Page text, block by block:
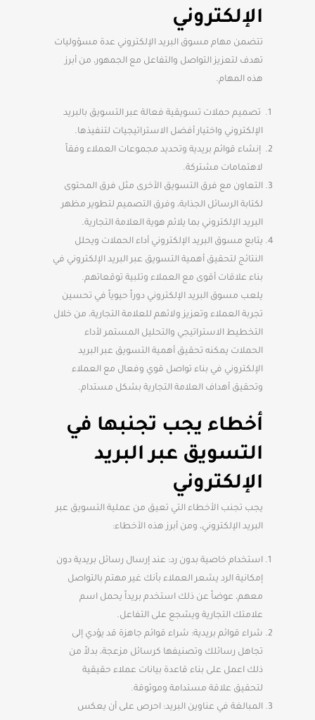
الإلكتروني
تتضمن مهام مسوق البريد الإلكتروني عدة مسؤوليات
تهدف لتعزيز التواصل والتفاعل مع الجمهور، من أبرز
هذه المهام.
تصميم حملات تسويقية فعالة عبر التسويق بالبريد
الإلكتروني واختيار أفضل الاستراتيجيات لتنفيذها.
إنشاء قوائم بريدية وتحديد مجموعات العملاء وفقاً
لاهتمامات مشتركة.
التعاون مع فرق التسويق الأخرى مثل فرق المحتوى
لكتابة الرسائل الجذابة، وفرق التصميم لتطوير مظهر
البريد الإلكتروني بما يلائم هوية العلامة التجارية.
يتابع مسوق البريد الإلكتروني أداء الحملات ويحلل
النتائج لتحقيق أهمية التسويق عبر البريد الإلكتروني في
بناء علاقات أقوى مع العملاء وتلبية توقعاتهم.
يلعب مسوق البريد الإلكتروني دوراً حيوياً في تحسين
تجربة العملاء وتعزيز ولائهم للعلامة التجارية، من خلال
التخطيط الاستراتيجي والتحليل المستمر لأداء
الحملات يمكنه تحقيق أهمية التسويق عبر البريد
الإلكتروني في بناء تواصل قوي وفعال مع العملاء
وتحقيق أهداف العلامة التجارية بشكل مستدام.
أخطاء يجب تجنبها في
التسويق عبر البريد
الإلكتروني
يجب تجنب الأخطاء التي تعيق من عملية التسويق عبر
البريد الإلكتروني، ومن أبرز هذه الأخطاء:
استخدام خاصية بدون رد: عند إرسال رسائل بريدية دون
إمكانية الرد يشعر العملاء بأنك غير مهتم بالتواصل
معهم، عوضاً عن ذلك استخدم بريداً يحمل اسم
علامتك التجارية ويشجع على التفاعل.
شراء قوائم بريدية: شراء قوائم جاهزة قد يؤدي إلى
تجاهل رسائلك وتصنيفها كرسائل مزعجة، بدلاً من
ذلك اعمل على بناء قاعدة بيانات عملاء حقيقية
لتحقيق علاقة مستدامة وموثوقة.
المبالغة في عناوين البريد: احرص على أن يعكس